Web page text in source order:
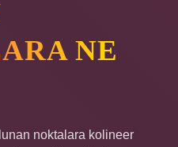
NE
noktalara kolineer